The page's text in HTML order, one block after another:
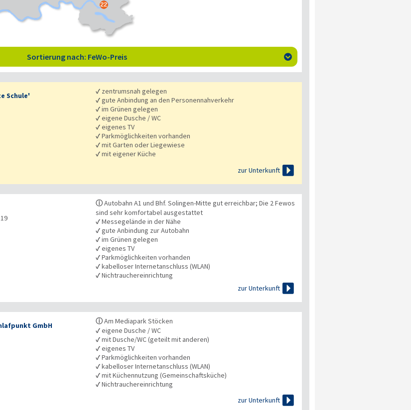
Sortierung nach: FeWo-Preis 
Schule'
✓ zentrumsnah gelegen
✓gute Anbindung an den Personennahverkehr
✓im Grünen gelegen
✓eigene Dusche / WC
✓eigenes TV
✓Parkmöglichkeiten vorhanden
✓mit Garten oder Liegewiese
✓mit eigener Küche
zur Unterkunft

ⓘAutobahn A1 und Bhf. Solingen-Mitte gut erreichbar; Die 2 Fewos
sind sehr komfortabel ausgestattet
✓Messegelände in der Nähe
✓gute Anbindung zur Autobahn
✓im Grünen gelegen
✓eigenes TV
✓Parkmöglichkeiten vorhanden
✓kabelloser Internetanschluss (WLAN)
✓Nichtrauchereinrichtung
zur Unterkunft

GmbH
ⓘAm Mediapark Stöcken
✓eigene Dusche / WC
✓mit Dusche/WC (geteilt mit anderen)
✓eigenes TV
✓Parkmöglichkeiten vorhanden
✓kabelloser Internetanschluss (WLAN)
✓mit Küchennutzung (Gemeinschaftsküche)
✓Nichtrauchereinrichtung
zur Unterkunft
